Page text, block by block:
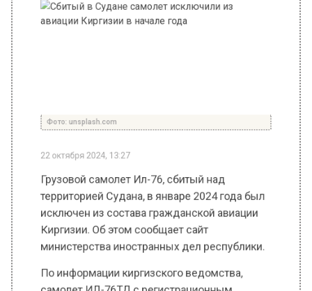
территорией Судана, в январе 2024 года был
исключен из состава гражданской авиации
Киргизии. Об этом сообщает сайт
министерства иностранных дел республики.
По информации киргизского ведомства,
номером EX-76011 12 января 2024 года